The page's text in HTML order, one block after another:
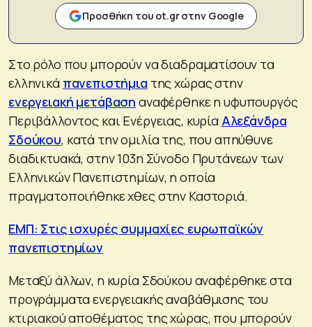
Προσθήκη του ot.gr στην Google
Στο ρόλο που μπορούν να διαδραματίσουν τα
ελληνικά πανεπιστήμια της χώρας στην
ενεργειακή μετάβαση αναφέρθηκε η υφυπουργός
Περιβάλλοντος και Ενέργειας, κυρία Αλεξάνδρα
Σδούκου, κατά την ομιλία της, που απηύθυνε
διαδικτυακά, στην 103η Σύνοδο Πρυτάνεων των
Ελληνικών Πανεπιστημίων, η οποία
πραγματοποιήθηκε χθες στην Καστοριά.
ΕΜΠ: Στις ισχυρές συμμαχίες ευρωπαϊκών
πανεπιστημίων
Μεταξύ άλλων, η κυρία Σδούκου αναφέρθηκε στα
προγράμματα ενεργειακής αναβάθμισης του
κτιριακού αποθέματος της χώρας, που μπορούν